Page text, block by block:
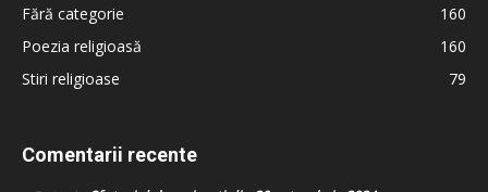
Fără categorie
160
Poezia religioasă
160
Stiri religioase
79
Comentarii recente